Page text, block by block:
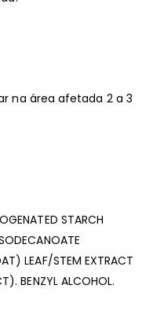
na área afetada 2 a 3
STARCH
LEAF/STEM EXTRACT
BENZYL ALCOHOL.